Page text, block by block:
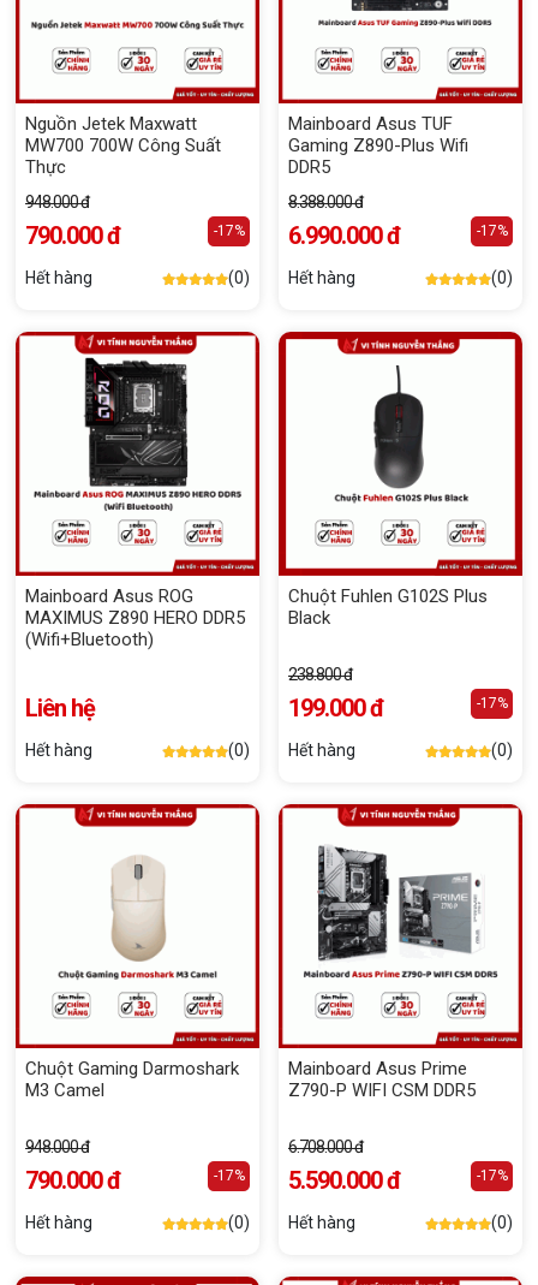
Nguồn Jetek Maxwatt
MW700 700W Công Suất
Thực
948.000 đ
790.000 đ -17%
Hết hàng (0)
Mainboard Asus TUF
Gaming Z890-Plus Wifi
DDR5
8.388.000 đ
6.990.000 đ -17%
Hết hàng (0)
Mainboard Asus ROG
MAXIMUS Z890 HERO DDR5
(Wifi+Bluetooth)
Liên hệ
Hết hàng (0)
Chuột Fuhlen G102S Plus
Black
238.800 đ
199.000 đ -17%
Hết hàng (0)
Chuột Gaming Darmoshark
M3 Camel
948.000 đ
790.000 đ -17%
Hết hàng (0)
Mainboard Asus Prime
Z790-P WIFI CSM DDR5
6.708.000 đ
5.590.000 đ -17%
Hết hàng (0)